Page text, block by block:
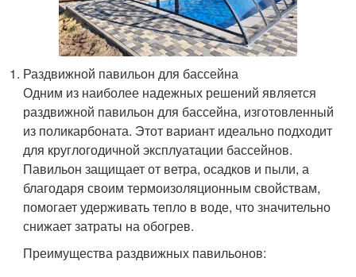
Раздвижной павильон для бассейна
Одним из наиболее надежных решений является
раздвижной павильон для бассейна, изготовленный
из поликарбоната. Этот вариант идеально подходит
для круглогодичной эксплуатации бассейнов.
Павильон защищает от ветра, осадков и пыли, а
благодаря своим термоизоляционным свойствам,
помогает удерживать тепло в воде, что значительно
снижает затраты на обогрев.
Преимущества раздвижных павильонов: